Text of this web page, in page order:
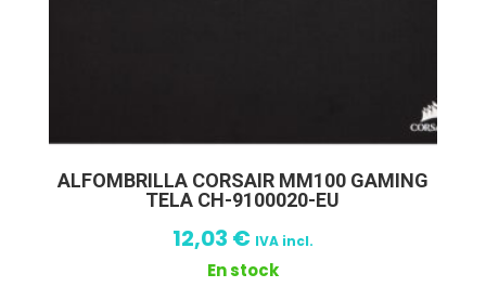
ALFOMBRILLA CORSAIR MM100 GAMING
TELA CH-9100020-EU
12,03 € IVA incl.
En stock